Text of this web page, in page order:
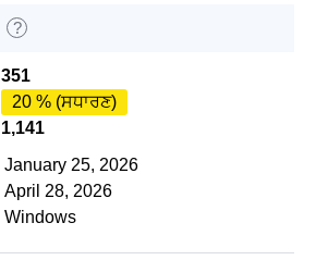
?
351
20 % (ਸਧਾਰਣ)
1,141
January 25, 2026
April 28, 2026
Windows